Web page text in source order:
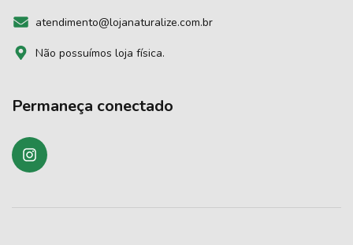
atendimento@lojanaturalize.com.br
Não possuímos loja física.
Permaneça conectado